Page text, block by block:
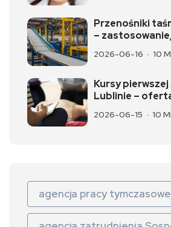
Przenośniki
–
2026-06-16 10
Kursy
Lublinie –
2026-06-15 10
agencja pracy